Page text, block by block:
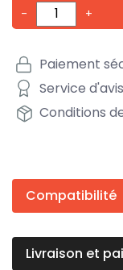
- +
Paiement
Service
Conditions
Compatibilité
Livraison et